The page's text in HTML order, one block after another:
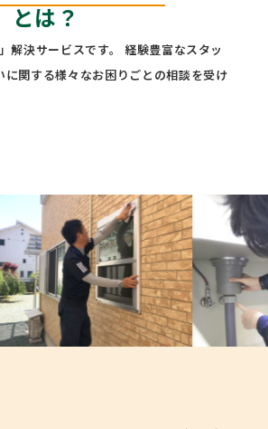
とは？
解決サービスです。 経験豊富なスタッ
関する様々なお困りごとの相談を受け